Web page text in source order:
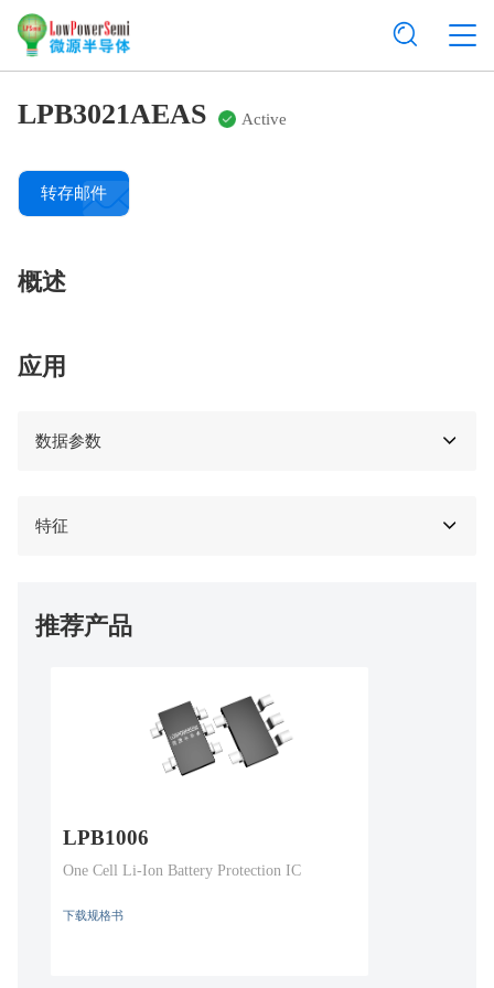
LPB3021AEAS Active
转存邮件
概述
应用
数据参数
特征
推荐产品
LPB1006
One Cell Li-Ion Battery Protection IC
下载规格书